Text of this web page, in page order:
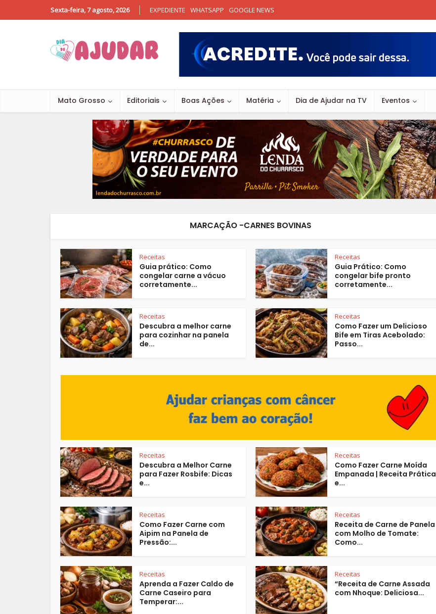
Sexta-feira, 7 agosto, 2026 EXPEDIENTE WHATSAPP GOOGLE NEWS
Mato Grosso Editoriais Boas Ações Matéria Dia de Ajudar na TV Eventos
MARCAÇÃO -CARNES BOVINAS
Receitas
Guia prático: Como
congelar carne a vácuo
corretamente...
Receitas
Guia Prático: Como
congelar bife pronto
corretamente...
Receitas
Descubra a melhor carne
para cozinhar na panela
de...
Receitas
Como Fazer um Delicioso
Bife em Tiras Acebolado:
Passo...
Receitas
Descubra a Melhor Carne
para Fazer Rosbife: Dicas
e...
Receitas
Como Fazer Carne Moída
Empanada | Receita Prática
e...
Receitas
Como Fazer Carne com
Aipim na Panela de
Pressão:...
Receitas
Receita de Carne de Panela
com Molho de Tomate:
Como...
Receitas
Aprenda a Fazer Caldo de
Carne Caseiro para
Temperar:...
Receitas
“Receita de Carne Assada
com Nhoque: Deliciosa...